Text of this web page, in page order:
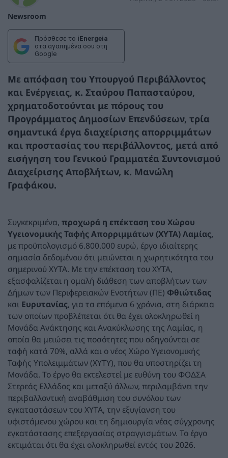
Newsroom
Πρόσθεσε το iEnergeia
στα αγαπημένα σου στη
Google
Με απόφαση του Υπουργού Περιβάλλοντος
και Ενέργειας, κ. Σταύρου Παπασταύρου,
χρηματοδοτούνται με πόρους του
Προγράμματος Δημοσίων Επενδύσεων, τρία
σημαντικά έργα διαχείρισης απορριμμάτων
και προστασίας του περιβάλλοντος, μετά από
εισήγηση του Γενικού Γραμματέα Συντονισμού
Διαχείρισης Αποβλήτων, κ. Μανώλη
Γραφάκου.
Συγκεκριμένα, προχωρά η επέκταση του Χώρου
Υγειονομικής Ταφής Απορριμμάτων (ΧΥΤΑ) Λαμίας,
με προϋπολογισμό 6.800.000 ευρώ, έργο ιδιαίτερης
σημασία δεδομένου ότι μειώνεται η χωρητικότητα του
σημερινού ΧΥΤΑ. Με την επέκταση του ΧΥΤΑ,
εξασφαλίζεται η ομαλή διάθεση των αποβλήτων των
Δήμων των Περιφερειακών Ενοτήτων (ΠΕ) Φθιώτιδας
και Ευρυτανίας, για τα επόμενα 6 χρόνια, στη διάρκεια
των οποίων προβλέπεται ότι θα έχει ολοκληρωθεί η
Μονάδα Ανάκτησης και Ανακύκλωσης της Λαμίας, η
οποία θα μειώσει τις ποσότητες που οδηγούνται σε
ταφή κατά 70%, αλλά και ο νέος Χώρο Υγειονομικής
Ταφής Υπολειμμάτων (ΧΥΤΥ), που θα υποστηρίζει τη
Μονάδα. Το έργο θα εκτελεστεί με ευθύνη του ΦΟΔΣΑ
Στερεάς Ελλάδος και μεταξύ άλλων, περιλαμβάνει την
περιβαλλοντική αναβάθμιση του συνόλου των
εγκαταστάσεων του ΧΥΤΑ, την εξυγίανση του
υφιστάμενου χώρου και τη δημιουργία νέας σύγχρονης
εγκατάστασης επεξεργασίας στραγγισμάτων. Το έργο
εκτιμάται ότι θα έχει ολοκληρωθεί εντός του 2026.